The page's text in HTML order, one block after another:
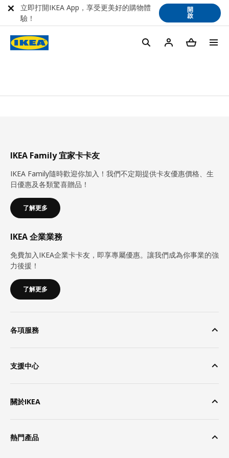
IKEA Family 宜家卡卡友
IKEA Family隨時歡迎你加入！我們不定期提供卡友優惠價格、生
日優惠及各類驚喜贈品！
了解更多
IKEA 企業業務
免費加入IKEA企業卡卡友，即享專屬優惠。讓我們成為你事業的強
力後援！
了解更多
各項服務
支援中心
關於IKEA
熱門產品
立即打開IKEA App，享受更美好的購物體
驗！
開
啟